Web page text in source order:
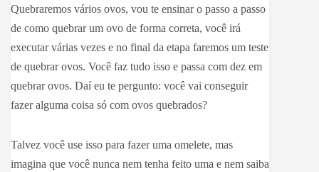
Quebraremos vários ovos, vou te ensinar o passo a passo
de como quebrar um ovo de forma correta, você irá
executar várias vezes e no final da etapa faremos um teste
de quebrar ovos. Você faz tudo isso e passa com dez em
quebrar ovos. Daí eu te pergunto: você vai conseguir
fazer alguma coisa só com ovos quebrados?
Talvez você use isso para fazer uma omelete, mas
imagina que você nunca nem tenha feito uma e nem saiba